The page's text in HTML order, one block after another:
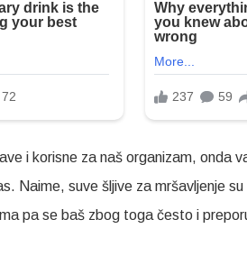
i korisne za naš organizam, onda
Naime, suve šljive za mršavljenje su
pa se baš zbog toga često i